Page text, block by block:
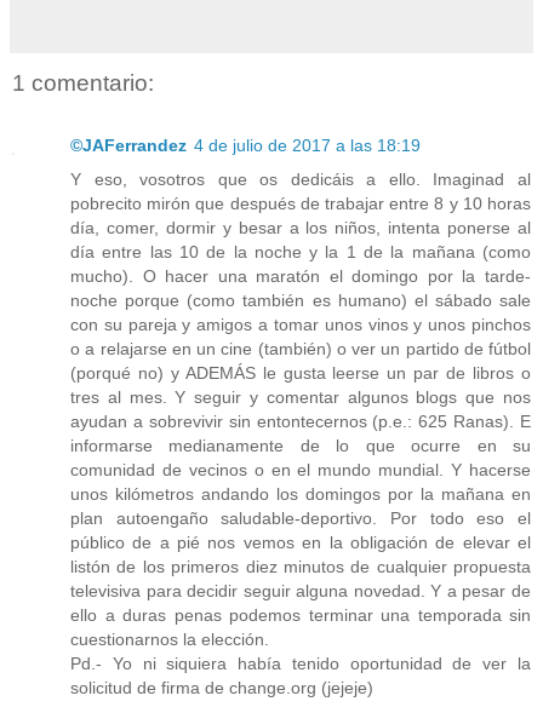
1 comentario:
©JAFerrandez 4 de julio de 2017 a las 18:19
Y eso, vosotros que os dedicáis a ello. Imaginad al
pobrecito mirón que después de trabajar entre 8 y 10 horas
día, comer, dormir y besar a los niños, intenta ponerse al
día entre las 10 de la noche y la 1 de la mañana (como
mucho). O hacer una maratón el domingo por la tarde-
noche porque (como también es humano) el sábado sale
con su pareja y amigos a tomar unos vinos y unos pinchos
o a relajarse en un cine (también) o ver un partido de fútbol
(porqué no) y ADEMÁS le gusta leerse un par de libros o
tres al mes. Y seguir y comentar algunos blogs que nos
ayudan a sobrevivir sin entontecernos (p.e.: 625 Ranas). E
informarse medianamente de lo que ocurre en su
comunidad de vecinos o en el mundo mundial. Y hacerse
unos kilómetros andando los domingos por la mañana en
plan autoengaño saludable-deportivo. Por todo eso el
público de a pié nos vemos en la obligación de elevar el
listón de los primeros diez minutos de cualquier propuesta
televisiva para decidir seguir alguna novedad. Y a pesar de
ello a duras penas podemos terminar una temporada sin
cuestionarnos la elección.
Pd.- Yo ni siquiera había tenido oportunidad de ver la
solicitud de firma de change.org (jejeje)